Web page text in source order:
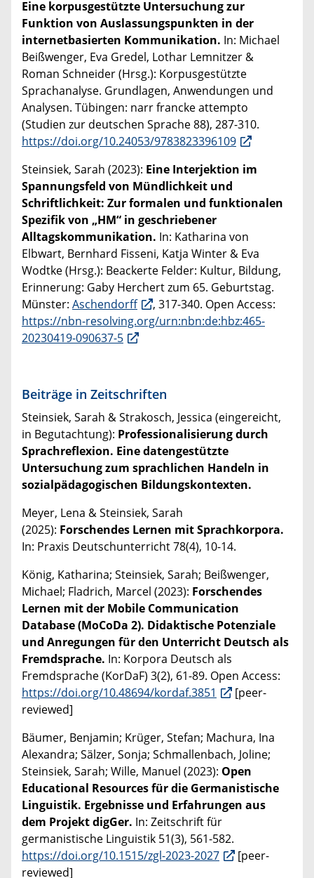
Eine korpusgestützte Untersuchung zur
Funktion von Auslassungspunkten in der
internetbasierten Kommunikation. In: Michael
Beißwenger, Eva Gredel, Lothar Lemnitzer &
Roman Schneider (Hrsg.): Korpusgestützte
Sprachanalyse. Grundlagen, Anwendungen und
Analysen. Tübingen: narr francke attempto
(Studien zur deutschen Sprache 88), 287-310.
https://doi.org/10.24053/9783823396109
Steinsiek, Sarah (2023): Eine Interjektion im
Spannungsfeld von Mündlichkeit und
Schriftlichkeit: Zur formalen und funktionalen
Spezifik von „HM“ in geschriebener
Alltagskommunikation. In: Katharina von
Elbwart, Bernhard Fisseni, Katja Winter & Eva
Wodtke (Hrsg.): Beackerte Felder: Kultur, Bildung,
Erinnerung: Gaby Herchert zum 65. Geburtstag.
Münster: Aschendorff
, 317-340. Open Access:
https://nbn-resolving.org/urn:nbn:de:hbz:465-
20230419-090637-5
Beiträge in Zeitschriften
Steinsiek, Sarah & Strakosch, Jessica (eingereicht,
in Begutachtung): Professionalisierung durch
Sprachreflexion. Eine datengestützte
Untersuchung zum sprachlichen Handeln in
sozialpädagogischen Bildungskontexten.
Meyer, Lena & Steinsiek, Sarah
(2025): Forschendes Lernen mit Sprachkorpora.
In: Praxis Deutschunterricht 78(4), 10-14.
König, Katharina; Steinsiek, Sarah; Beißwenger,
Michael; Fladrich, Marcel (2023): Forschendes
Lernen mit der Mobile Communication
Database (MoCoDa 2). Didaktische Potenziale
und Anregungen für den Unterricht Deutsch als
Fremdsprache. In: Korpora Deutsch als
Fremdsprache (KorDaF) 3(2), 61-89. Open Access:
https://doi.org/10.48694/kordaf.3851
[peer-
reviewed]
Bäumer, Benjamin; Krüger, Stefan; Machura, Ina
Alexandra; Sälzer, Sonja; Schmallenbach, Joline;
Steinsiek, Sarah; Wille, Manuel (2023): Open
Educational Resources für die Germanistische
Linguistik. Ergebnisse und Erfahrungen aus
dem Projekt digGer. In: Zeitschrift für
germanistische Linguistik 51(3), 561-582.
https://doi.org/10.1515/zgl-2023-2027
[peer-
reviewed]